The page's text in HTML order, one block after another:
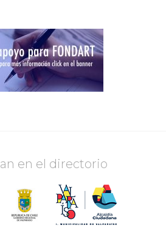
en el directorio